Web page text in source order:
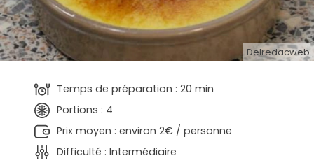
Delredacweb
Temps de préparation : 20 min
Portions : 4
Prix moyen : environ 2€ / personne
Difficulté : Intermédiaire